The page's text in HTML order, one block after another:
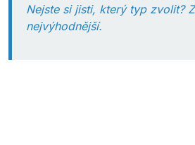
Nejste si jisti, který typ zvolit?
nejvýhodnější.